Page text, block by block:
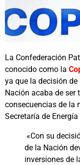
La Confederación
conocido como la
ya que la decisión
Nación acaba de ser
consecuencias de la
Secretaría de
«Con su
de la Nación
inversiones de